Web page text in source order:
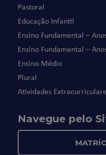
Pastoral
Educação Infantil
Ensino Fundamental –
Ensino Fundamental –
Ensino Médio
Plural
Atividades
Navegue pelo